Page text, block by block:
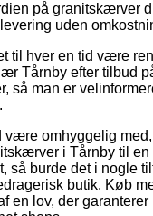
på granitskærver
uden
til hver en tid være
Tårnby efter tilbud
så man er
være omhyggelig
i Tårnby til en
så burde det i nogle
butik. Køb
en lov, der